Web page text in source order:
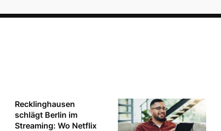
Recklinghausen
schlägt Berlin im
Streaming: Wo Netflix